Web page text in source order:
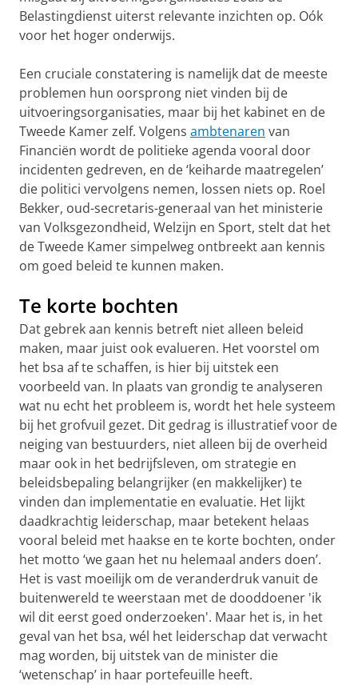
Belastingdienst uiterst relevante inzichten op. Oók
voor het hoger onderwijs.
Een cruciale constatering is namelijk dat de meeste
problemen hun oorsprong niet vinden bij de
uitvoeringsorganisaties, maar bij het kabinet en de
Tweede Kamer zelf. Volgens ambtenaren van
Financiën wordt de politieke agenda vooral door
incidenten gedreven, en de ‘keiharde maatregelen’
die politici vervolgens nemen, lossen niets op. Roel
Bekker, oud-secretaris-generaal van het ministerie
van Volksgezondheid, Welzijn en Sport, stelt dat het
de Tweede Kamer simpelweg ontbreekt aan kennis
om goed beleid te kunnen maken.
Te korte bochten
Dat gebrek aan kennis betreft niet alleen beleid
maken, maar juist ook evalueren. Het voorstel om
het bsa af te schaffen, is hier bij uitstek een
voorbeeld van. In plaats van grondig te analyseren
wat nu echt het probleem is, wordt het hele systeem
bij het grofvuil gezet. Dit gedrag is illustratief voor de
neigingvan bestuurders, niet alleen bij de overheid
maar ook in het bedrijfsleven, om strategie en
beleidsbepaling belangrijker (en makkelijker) te
vinden dan implementatie en evaluatie. Het lijkt
daadkrachtig leiderschap, maar betekent helaas
vooral beleid met haakse en te korte bochten, onder
het motto ‘we gaan het nu helemaal anders doen’.
Het is vast moeilijk om de veranderdruk vanuit de
buitenwereld te weerstaan met de dooddoener 'ik
wil dit eerst goed onderzoeken'. Maar het is, in het
geval van het bsa, wél het leiderschap dat verwacht
mag worden, bij uitstek van de minister die
‘wetenschap’ in haar portefeuille heeft.